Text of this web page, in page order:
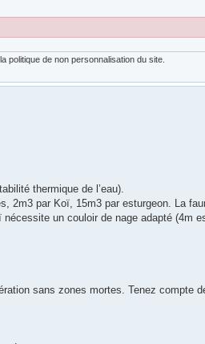
politique de non personnalisation du site.
thermique de l’eau).
2m3 par Koï, 15m3 par esturgeon. La
un couloir de nage adapté (4m
sans zones mortes. Tenez compte